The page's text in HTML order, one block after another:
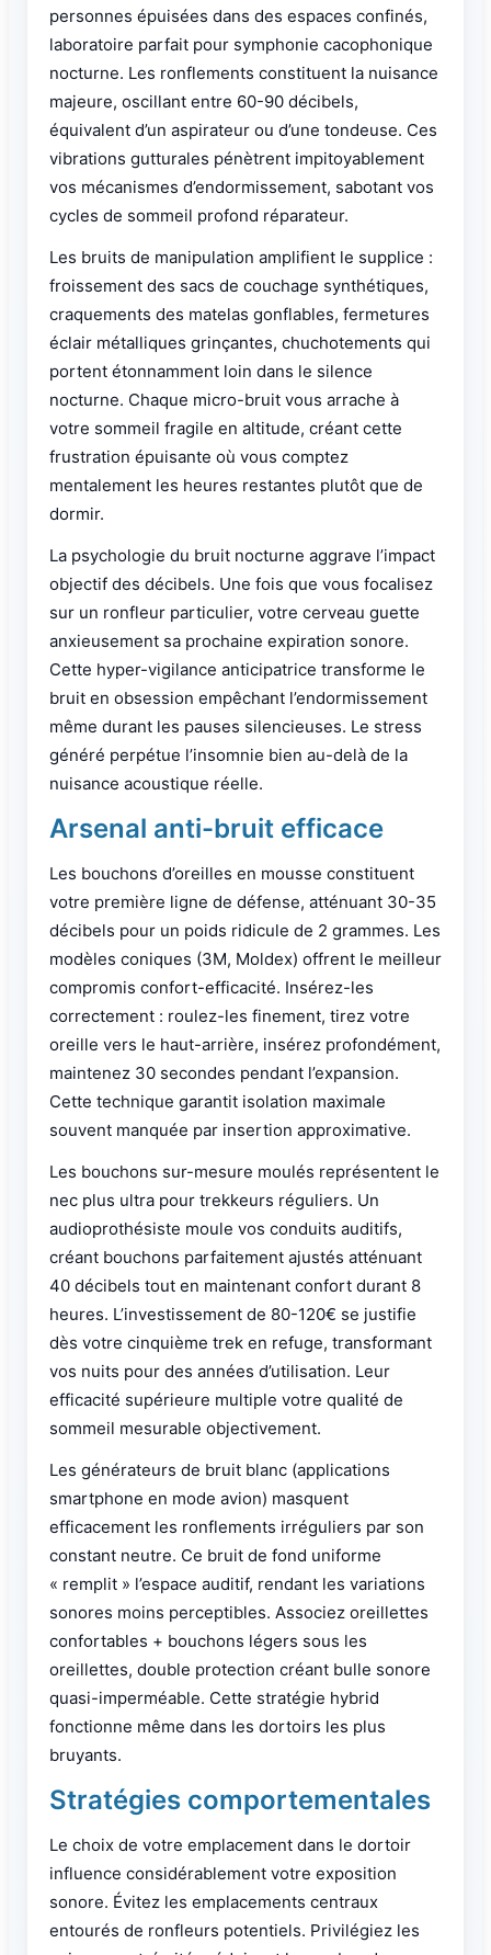
personnes épuisées dans des espaces confinés,
laboratoire parfait pour symphonie cacophonique
nocturne. Les ronflements constituent la nuisance
majeure, oscillant entre 60-90 décibels,
équivalent d’un aspirateur ou d’une tondeuse. Ces
vibrations gutturales pénètrent impitoyablement
vos mécanismes d’endormissement, sabotant vos
cycles de sommeil profond réparateur.
Les bruits de manipulation amplifient le supplice :
froissement des sacs de couchage synthétiques,
craquements des matelas gonflables, fermetures
éclair métalliques grinçantes, chuchotements qui
portent étonnamment loin dans le silence
nocturne. Chaque micro-bruit vous arrache à
votre sommeil fragile en altitude, créant cette
frustration épuisante où vous comptez
mentalement les heures restantes plutôt que de
dormir.
La psychologie du bruit nocturne aggrave l’impact
objectif des décibels. Une fois que vous focalisez
sur un ronfleur particulier, votre cerveau guette
anxieusement sa prochaine expiration sonore.
Cette hyper-vigilance anticipatrice transforme le
bruit en obsession empêchant l’endormissement
même durant les pauses silencieuses. Le stress
généré perpétue l’insomnie bien au-delà de la
nuisance acoustique réelle.
Arsenal anti-bruit efficace
Les bouchons d’oreilles en mousse constituent
votre première ligne de défense, atténuant 30-35
décibels pour un poids ridicule de 2 grammes. Les
modèles coniques (3M, Moldex) offrent le meilleur
compromis confort-efficacité. Insérez-les
correctement : roulez-les finement, tirez votre
oreille vers le haut-arrière, insérez profondément,
maintenez 30 secondes pendant l’expansion.
Cette technique garantit isolation maximale
souvent manquée par insertion approximative.
Les bouchons sur-mesure moulés représentent le
nec plus ultra pour trekkeurs réguliers. Un
audioprothésiste moule vos conduits auditifs,
créant bouchons parfaitement ajustés atténuant
40 décibels tout en maintenant confort durant 8
heures. L’investissement de 80-120€ se justifie
dès votre cinquième trek en refuge, transformant
vos nuits pour des années d’utilisation. Leur
efficacité supérieure multiple votre qualité de
sommeil mesurable objectivement.
Les générateurs de bruit blanc (applications
smartphone en mode avion) masquent
efficacement les ronflements irréguliers par son
constant neutre. Ce bruit de fond uniforme
« remplit » l’espace auditif, rendant les variations
sonores moins perceptibles. Associez oreillettes
confortables + bouchons légers sous les
oreillettes, double protection créant bulle sonore
quasi-imperméable. Cette stratégie hybrid
fonctionne même dans les dortoirs les plus
bruyants.
Stratégies comportementales
Le choix de votre emplacement dans le dortoir
influence considérablement votre exposition
sonore. Évitez les emplacements centraux
entourés de ronfleurs potentiels. Privilégiez les